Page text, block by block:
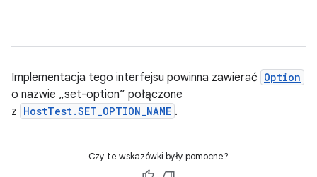
Implementacja tego interfejsu powinna zawierać Option
o nazwie „set-option” połączone
z HostTest.SET_OPTION_NAME .
Czy te wskazówki były pomocne?